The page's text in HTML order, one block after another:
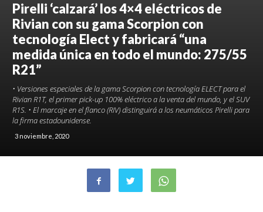
Pirelli ‘calzará’ los 4×4 eléctricos de
Rivian con su gama Scorpion con
tecnología Elect y fabricará “una
medida única en todo el mundo: 275/55
R21”
• Versiones especiales de la gama Scorpion con tecnología ELECT para el
Rivian R1T, el primer pick-up 100% eléctrico a la venta del mundo, y el SUV
R1S. • El marcaje en el flanco (RIV) distinguirá a los neumáticos Pirelli para
la firma estadounidense.
3 noviembre, 2020